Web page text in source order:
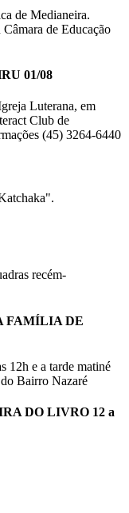
de Medianeira.
de Educação
01/08
Luterana, em
Club de
(45) 3264-6440
recém-
FAMÍLIA DE
12h e a tarde matiné
Bairro Nazaré
DO LIVRO 12 a